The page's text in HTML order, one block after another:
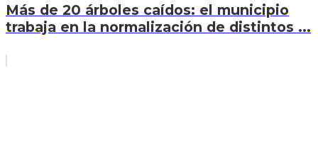
Más de 20 árboles caídos: el municipio
trabaja en la normalización de distintos ...